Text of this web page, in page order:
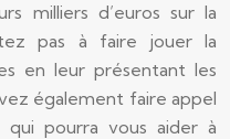
milliers d’euros sur la
pas à faire jouer la
en leur présentant les
également faire appel
pourra vous aider à